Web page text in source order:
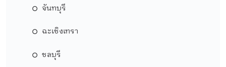
จันทบุรี
ฉะเชิงเทรา
ชลบุรี